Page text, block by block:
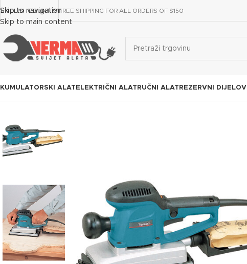
Skip to navigation
Skip to main content
ENGLISHCOUNTRYFREE SHIPPING FOR ALL ORDERS OF $150
ALAT ELEKTRIČNI ALAT RUČNI ALAT REZERVNI DIJELOVI